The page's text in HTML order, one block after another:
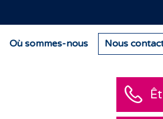
Où sommes-nous Nous